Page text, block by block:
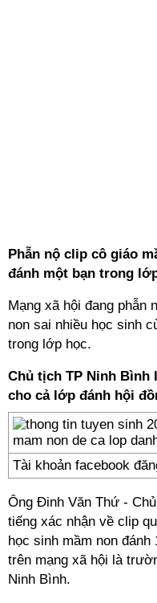
Phẫn nộ clip cô giáo
đánh một bạn trong
Mạng xã hội đang phẫn
non sai nhiều học sinh
trong lớp học.
Chủ tịch TP Ninh Bình
cho cả lớp đánh hội
Tài khoản facebook
Ông Đinh Văn Thứ -
tiếng xác nhận về clip
học sinh mầm non
trên mạng xã hội là
Ninh Bình.